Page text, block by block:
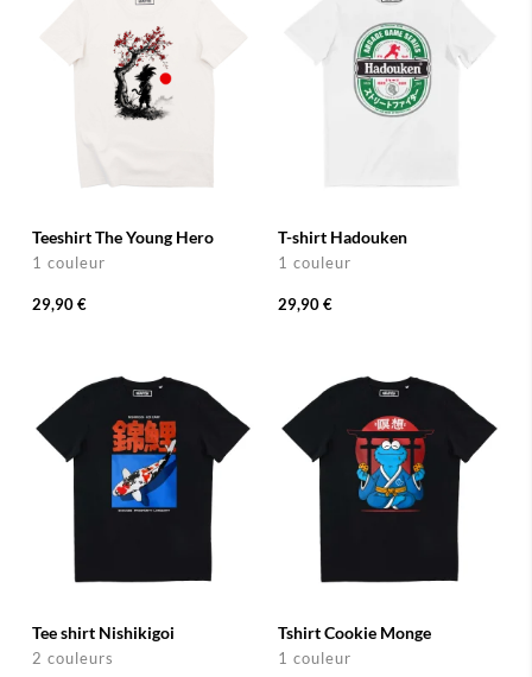
Teeshirt The Young Hero
1 couleur
29,90 €
T-shirt Hadouken
1 couleur
29,90 €
Tee shirt Nishikigoi
2 couleurs
Tshirt Cookie Monge
1 couleur